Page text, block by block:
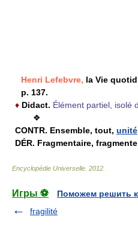
Henri Lefebvre, la Vie
p. 137.
♦ Didact. Élément partiel, isolé
❖
CONTR. Ensemble, tout, unité
DÉR. Fragmentaire,
Encyclopédie Universelle 2012
Игры ⚽
Поможем решить
fragilité